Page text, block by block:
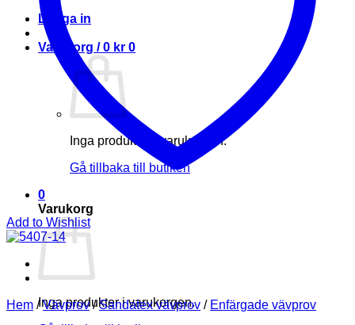
Logga in
Varukorg /0 kr 0
Inga produkter i varukorgen.
Gå tillbaka till butiken
0
Varukorg
Inga produkter i varukorgen.
Add to Wishlist
Hem / Vävprov / Sandatex vävprov / Enfärgade vävprov